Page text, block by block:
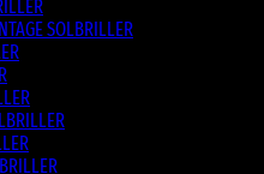
SOLBRILLER